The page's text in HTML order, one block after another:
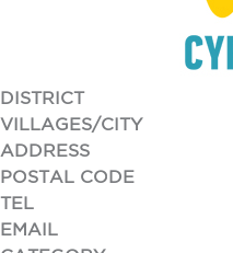
DISTRICT
VILLAGES/CITY
ADDRESS
POSTAL CODE
TEL
EMAIL